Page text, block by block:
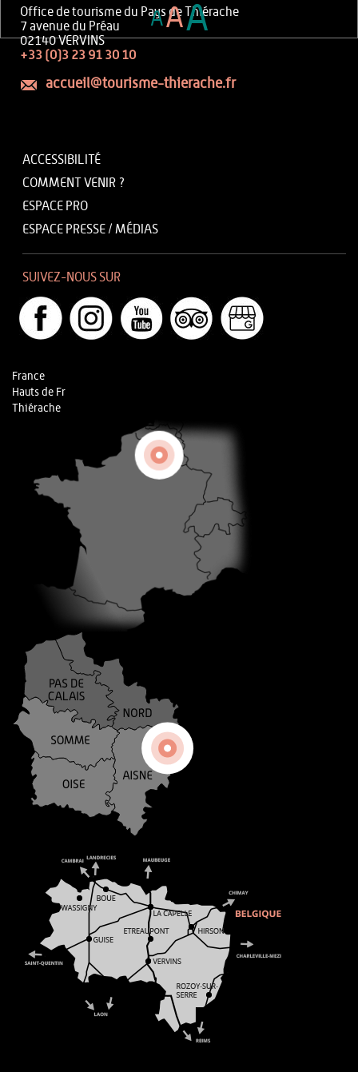
Office de tourisme du Pays de Thiérache
7 avenue du Préau
02140 VERVINS
+33 (0)3 23 91 30 10
accueil@tourisme-thierache.fr
ACCESSIBILITÉ
COMMENT VENIR ?
ESPACE PRO
ESPACE PRESSE / MÉDIAS
SUIVEZ-NOUS SUR
France
Hauts de Fr
Thiérache
AAA